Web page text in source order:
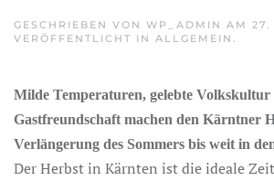
GESCHRIEBEN VON WP_ADMIN AM 27.
VERÖFFENTLICHT IN ALLGEMEIN .
Milde Temperaturen, gelebte
Gastfreundschaft machen den Kärntner
Verlängerung des Sommers bis weit in
Der Herbst in Kärnten ist die ideale